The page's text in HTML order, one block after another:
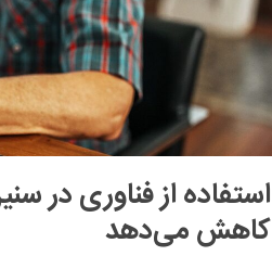
استفاده از فناوری در
کاهش می‌دهد